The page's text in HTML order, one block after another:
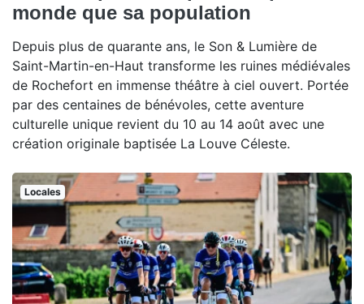
monde que sa population
Depuis plus de quarante ans, le Son & Lumière de
Saint-Martin-en-Haut transforme les ruines médiévales
de Rochefort en immense théâtre à ciel ouvert. Portée
par des centaines de bénévoles, cette aventure
culturelle unique revient du 10 au 14 août avec une
création originale baptisée La Louve Céleste.
Locales